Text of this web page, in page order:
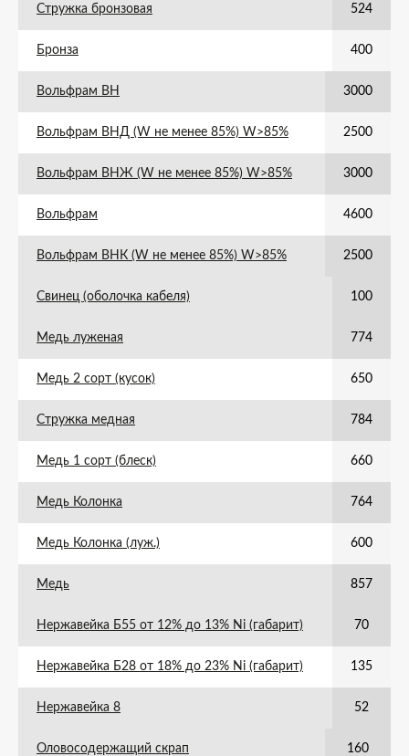
Стружка бронзовая 524
Бронза 400
Вольфрам ВН 3000
Вольфрам ВНД (W не менее 85%) W>85% 2500
Вольфрам ВНЖ (W не менее 85%) W>85% 3000
Вольфрам 4600
Вольфрам ВНК (W не менее 85%) W>85% 2500
Свинец (оболочка кабеля) 100
Медь луженая 774
Медь 2 сорт (кусок) 650
Стружка медная 784
Медь 1 сорт (блеск) 660
Медь Колонка 764
Медь Колонка (луж.) 600
Медь 857
Нержавейка Б55 от 12% до 13% Ni (габарит) 70
Нержавейка Б28 от 18% до 23% Ni (габарит) 135
Нержавейка 8 52
Оловосодержащий скрап 160